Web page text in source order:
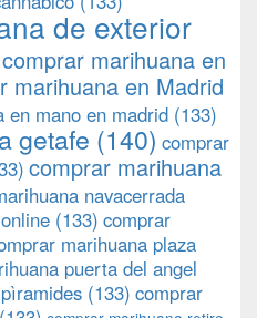
de exterior
comprar marihuana en
marihuana en Madrid
en mano en madrid (133)
getafe (140) comprar
comprar marihuana
navacerrada
(133) comprar
marihuana plaza
puerta del angel
(133) comprar